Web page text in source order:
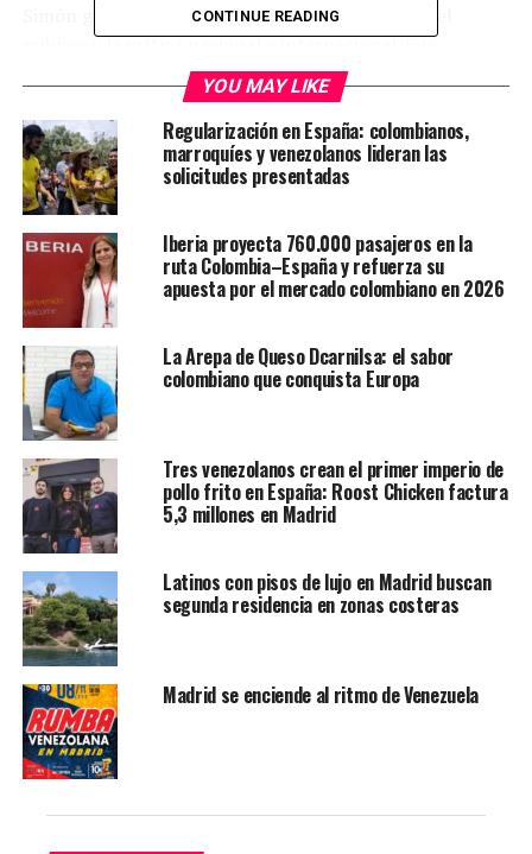
Simón goza de gran reconocimiento por parte del
público y la crítica nacional e internacional. Fue
nominada al Gran Premio del Jurado a la Mejor Película
de Narrativa en el Festival de Cine de Florida, fue
distinguida con el Gran Premio del Festival
Internacional de Cine de Heartland y galardonada,
además, con el Premio del Público al mejor largometraje
de ficción en el Festival International de Cine de Dallas,
todos en los Estados Unidos. Por otra parte, fue la gran
vencedora del Festival de Cine Venezolano, 2023, donde
recibió los premios a mejor película, mejor director,
mejor montaje y mejor guion (Diego Vicentini), mejor
actor de reparto (Franklin Virgüez) y mejor fotografía
(Horacio Martínez).
A fecha de hoy Simón se ha convertido en la película
más taquillera de Venezuela de los últimos seis años.
La actual crisis migratoria de Venezuela constituye el
mayor éxodo en la historia del hemisferio occidental.
Más de 7,7 millones de venezolanos han abandonado su
país de origen, incluyéndome a mí, y a pesar de tantos
sacrificios hechos por nuestro pueblo en nuestra lucha
por la libertad, todavía no hemos logrado el cambio que
hemos soñado. Espero que Simón pueda contribuir a
esta lucha en curso. Diego Vicentini
SIMÓN
Venezuela-Estados Unidos, 2023 / 93’ (+12).
CONTINUE READING
YOU MAY LIKE
Regularización en España: colombianos,
marroquíes y venezolanos lideran las
solicitudes presentadas
Iberia proyecta 760.000 pasajeros en la
ruta Colombia–España y refuerza su
apuesta por el mercado colombiano en 2026
La Arepa de Queso Dcarnilsa: el sabor
colombiano que conquista Europa
Tres venezolanos crean el primer imperio de
pollo frito en España: Roost Chicken factura
5,3 millones en Madrid
Latinos con pisos de lujo en Madrid buscan
segunda residencia en zonas costeras
Madrid se enciende al ritmo de Venezuela